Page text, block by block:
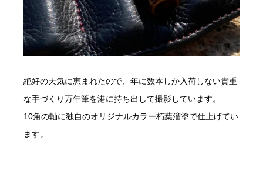
絶好の天気に恵まれたので、年に数本しか入荷しない貴重
な手づくり万年筆を港に持ち出して撮影しています。
10角の軸に独自のオリジナルカラー朽葉溜塗で仕上げてい
ます。